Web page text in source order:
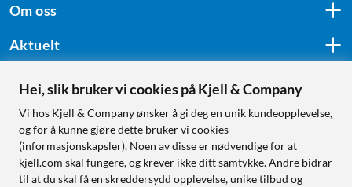
Om oss
Aktuelt
Følg oss
Handle fra:
Hei, slik bruker vi cookies på Kjell & Company
Vi hos Kjell & Company ønsker å gi deg en unik kundeopplevelse,
og for å kunne gjøre dette bruker vi cookies
(informasjonskapsler). Noen av disse er nødvendige for at
kjell.com skal fungere, og krever ikke ditt samtykke. Andre bidrar
til at du skal få en skreddersydd opplevelse, unike tilbud og